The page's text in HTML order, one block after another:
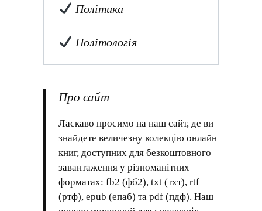
Політика
Політологія
Про сайт
Ласкаво просимо на наш сайт, де ви
знайдете величезну колекцію онлайн
книг, доступних для безкоштовного
завантаження у різноманітних
форматах: fb2 (фб2), txt (тхт), rtf
(ртф), epub (епаб) та pdf (пдф). Наш